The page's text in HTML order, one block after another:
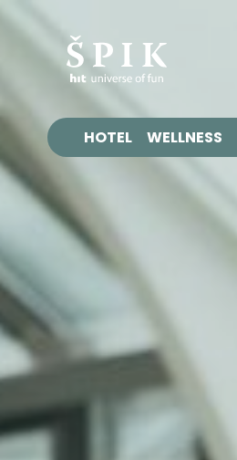
HOTEL WELLNESS